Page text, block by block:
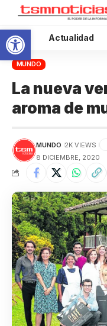
Abrir barra de
Inicio Actualidad
MUNDO
La nueva
aroma de
MUNDO 2K VIEWS
8 DICIEMBRE, 2020